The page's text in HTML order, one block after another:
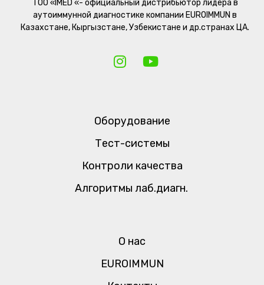
ТОО «IMED «- официальный дистрибьютор лидера в
аутоиммунной диагностике компании EUROIMMUN в
Казахстане, Кыргызстане, Узбекистане и др.странах ЦА.
Оборудование
Тест-системы
Контроли качества
Алгоритмы лаб.диагн.
О нас
EUROIMMUN